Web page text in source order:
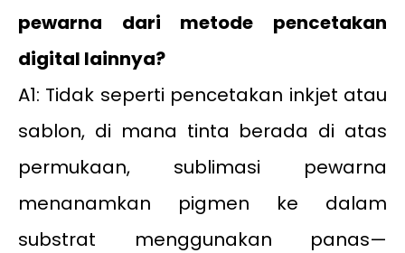
pewarna dari metode pencetakan
digital lainnya?
A1: Tidak seperti pencetakan inkjet atau
sablon, di mana tinta berada di atas
permukaan, sublimasi pewarna
menanamkan pigmen ke dalam
substrat menggunakan panas—